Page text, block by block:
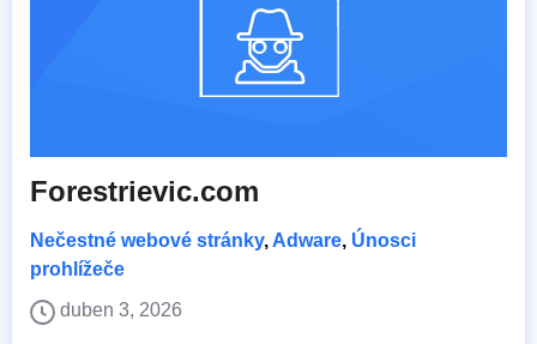
Forestrievic.com
Nečestné webové stránky, Adware, Únosci
prohlížeče
duben 3, 2026